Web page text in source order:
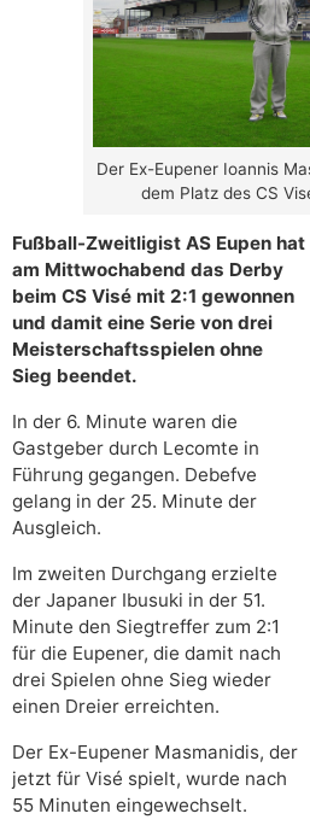
Der Ex-Eupener Ioannis
dem Platz des CS
Fußball-Zweitligist AS Eupen hat
am Mittwochabend das Derby
beim CS Visé mit 2:1 gewonnen
und damit eine Serie von drei
Meisterschaftsspielen ohne
Sieg beendet.
In der 6. Minute waren die
Gastgeber durch Lecomte in
Führung gegangen. Debefve
gelang in der 25. Minute der
Ausgleich.
Im zweiten Durchgang erzielte
der Japaner Ibusuki in der 51.
Minute den Siegtreffer zum 2:1
für die Eupener, die damit nach
drei Spielen ohne Sieg wieder
einen Dreier erreichten.
Der Ex-Eupener Masmanidis, der
jetzt für Visé spielt, wurde nach
55 Minuten eingewechselt.